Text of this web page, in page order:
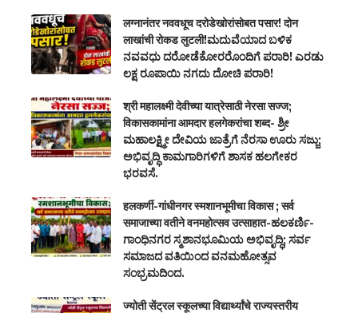
लग्नानंतर नववधूच दरोडेखोरांसोबत पसार! दोन
लाखांची रोकड लुटली!ಮದುವೆಯಾದ ಬಳಿಕ
ನವವಧು ದರೋಡೆಕೋರರೊಂದಿಗೆ ಪರಾರಿ! ಎರಡು
ಲಕ್ಷ ರೂಪಾಯಿ ನಗದು ದೋಚಿ ಪರಾರಿ!
श्री महालक्ष्मी देवीच्या यात्रेसाठी नेरसा सज्ज;
विकासकामांना आमदार हलगेकरांचा शब्द- ಶ್ರೀ
ಮಹಾಲಕ್ಷ್ಮೀ ದೇವಿಯ ಜಾತ್ರೆಗೆ ನೆರಸಾ ಊರು ಸಜ್ಜು;
ಅಭಿವೃದ್ಧಿ ಕಾಮಗಾರಿಗಳಿಗೆ ಶಾಸಕ ಹಲಗೇಕರ
ಭರವಸೆ.
हलकर्णी-गांधीनगर स्मशानभूमीचा विकास ; सर्व
समाजाच्या वतीने वनमहोत्सव उत्साहात-ಹಲಕರ್ಣಿ-
ಗಾಂಧಿನಗರ ಸ್ಮಶಾನಭೂಮಿಯ ಅಭಿವೃದ್ಧಿ; ಸರ್ವ
ಸಮಾಜದ ವತಿಯಿಂದ ವನಮಹೋತ್ಸವ
ಸಂಭ್ರಮದಿಂದ.
ज्योती सेंट्रल स्कूलच्या विद्यार्थ्यांचे राज्यस्तरीय